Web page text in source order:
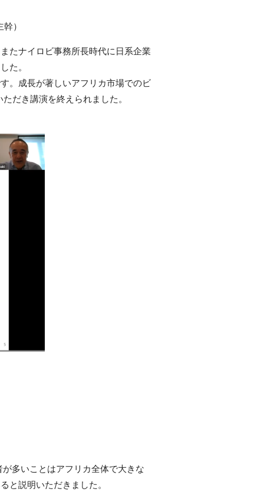
）
たナイロビ事務所長時代に日系企業
た。
。成長が著しいアフリカ市場でのビ
だき講演を終えられました。
多いことはアフリカ全体で大きな
と説明いただきました。